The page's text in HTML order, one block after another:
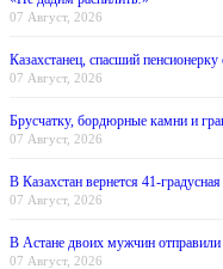
07 Август, 2026
Казахстанец, спасший
07 Август, 2026
Брусчатку, бордюрные камни и
07 Август, 2026
В Казахстан вернется 41-
07 Август, 2026
В Астане двоих мужчин
07 Август, 2026